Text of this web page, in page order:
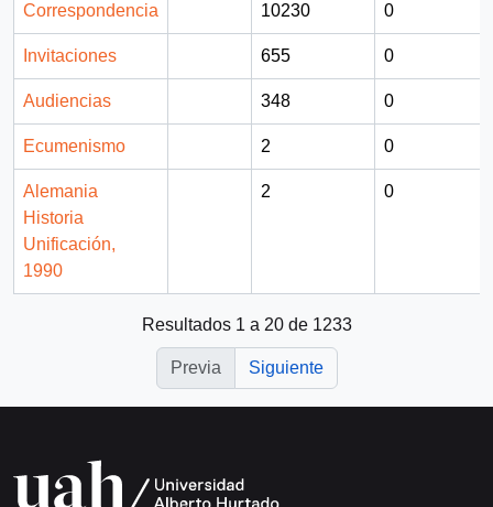
Correspondencia 10230 0
Invitaciones 655 0
Audiencias 348 0
Ecumenismo 2 0
Alemania
Historia
Unificación,
1990
2 0
Resultados 1 a 20 de 1233
Previa Siguiente